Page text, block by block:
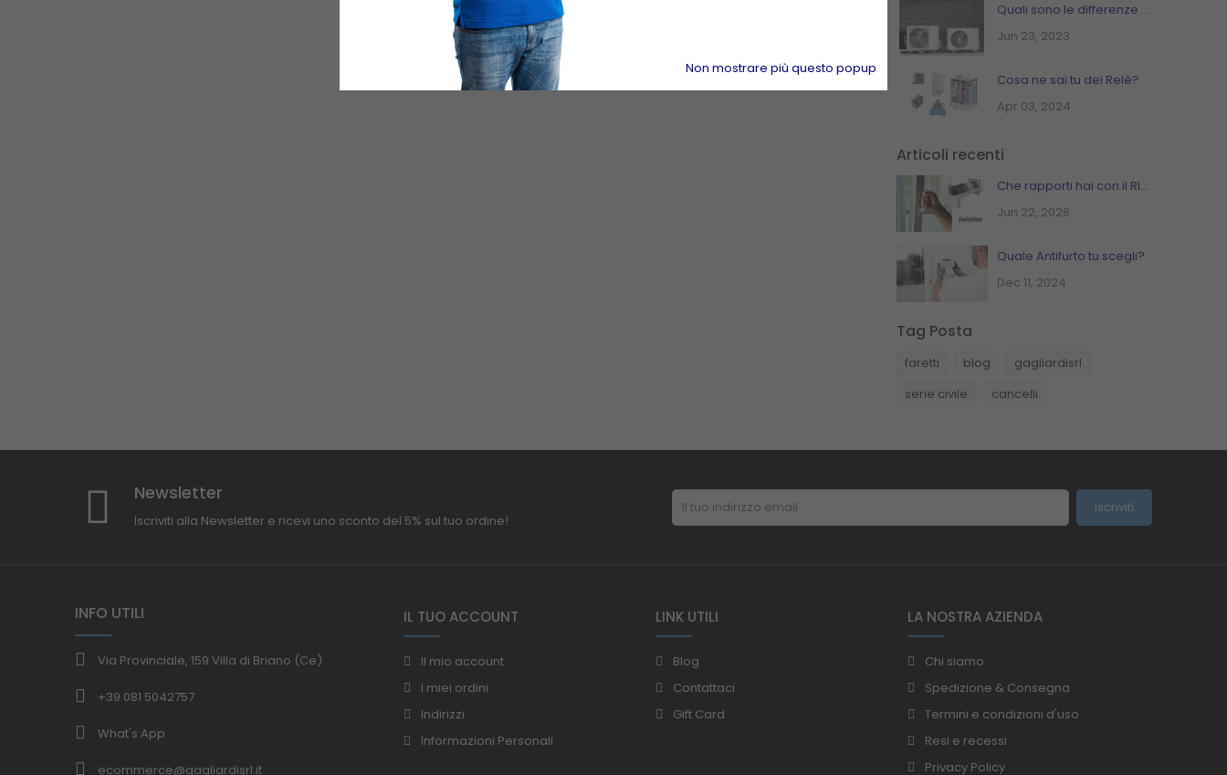
Quali sono le differenze tra i Condizionatori Mono Split o Multi Split
Jun 23, 2023
Cosa ne sai tu dei Relè?
Apr 03, 2024
Articoli recenti
Che rapporti hai con il RICAMBIO D'ARIA in casa?
Jun 22, 2026
Quale Antifurto tu scegli?
Dec 11, 2024
Tag Posta
faretti blog
gagliardisrl
serie civile
cancelli
Newsletter
Iscriviti alla Newsletter e ricevi uno sconto del 5% sul tuo ordine!
Iscriviti
INFO UTILI
Via Provinciale, 159 Villa di Briano (Ce)
+39 081 5042757
What's App
ecommerce@gagliardisrl.it
IL TUO ACCOUNT
Il mio account
I miei ordini
Indirizzi
Informazioni Personali
LINK UTILI
Blog
Contattaci
Gift Card
LA NOSTRA AZIENDA
Chi siamo
Spedizione & Consegna
Termini e condizioni d'uso
Resi e recessi
Privacy Policy
Non mostrare più questo popup